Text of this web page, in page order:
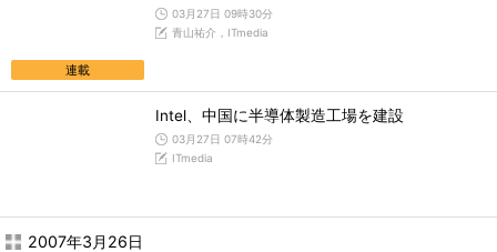
連載
03月27日 09時30分
青山祐介，ITmedia
Intel、中国に半導体製造工場を建設
03月27日 07時42分
ITmedia
2007年3月26日